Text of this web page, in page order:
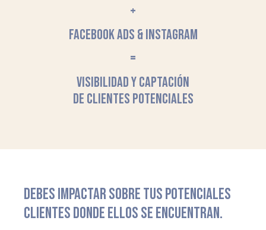
+
FACEBOOK ADS & INSTAGRAM
=
VISIBILIDAD Y CAPTACIÓN
DE CLIENTES POTENCIALES
DEBES IMPACTAR SOBRE TUS POTENCIALES
CLIENTES DONDE ELLOS SE ENCUENTRAN.